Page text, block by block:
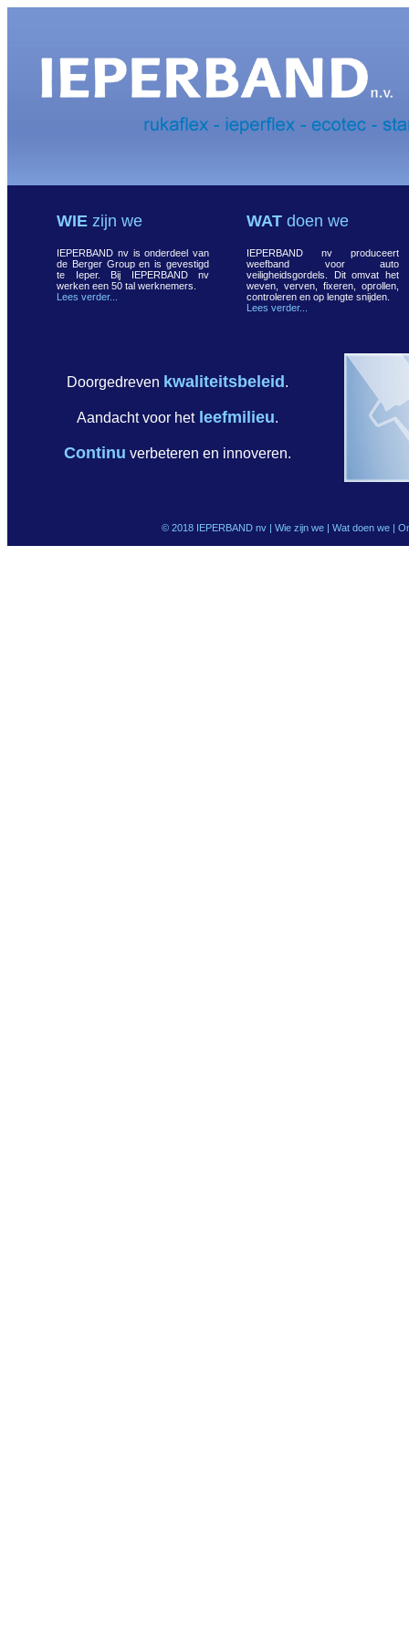
WIE zijn we
IEPERBAND nv is onderdeel van
de Berger Group en is gevestigd
te Ieper. Bij IEPERBAND nv
werken een 50 tal werknemers.
Lees verder...
WAT doen we
IEPERBAND nv produceert
weefband voor auto
veiligheidsgordels. Dit omvat het
weven, verven, fixeren, oprollen,
controleren en op lengte snijden.
Lees verder...
Doorgedreven kwaliteitsbeleid .
Aandacht voor het leefmilieu.
Continu verbeteren en innoveren.
© 2018 IEPERBAND nv | Wie zijn we | Wat doen we |